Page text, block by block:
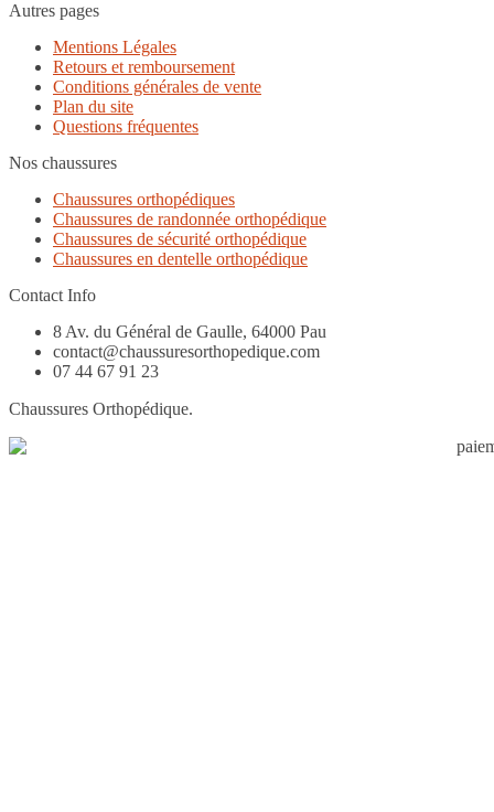
Autres pages
Mentions Légales
Retours et remboursement
Conditions générales de vente
Plan du site
Questions fréquentes
Nos chaussures
Chaussures orthopédiques
Chaussures de randonnée orthopédique
Chaussures de sécurité orthopédique
Chaussures en dentelle orthopédique
Contact Info
8 Av. du Général de Gaulle, 64000 Pau
contact@chaussuresorthopedique.com
07 44 67 91 23
Chaussures Orthopédique.